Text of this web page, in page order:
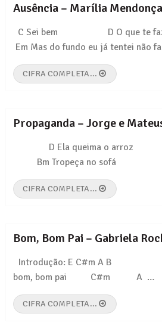
Ausência – Marília Mendonça
C Sei bem D O que te
Em Mas do fundo eu já tentei não
CIFRA COMPLETA...
Propaganda – Jorge e
D Ela queima o arroz A
Bm Tropeça no sofá
CIFRA COMPLETA...
Bom, Bom Pai – Gabriela
Introdução: E C#m A
bom, bom pai C#m A …
CIFRA COMPLETA...